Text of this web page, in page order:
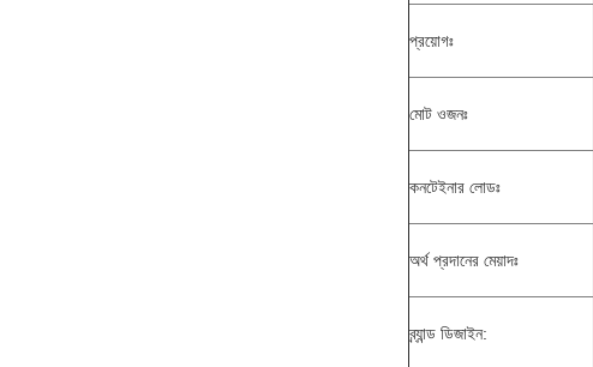
প্রয়োগঃ
মোট ওজনঃ
কনটেইনার লোডঃ
অর্থ প্রদানের মেয়াদঃ
ব্র্যান্ড ডিজাইন: